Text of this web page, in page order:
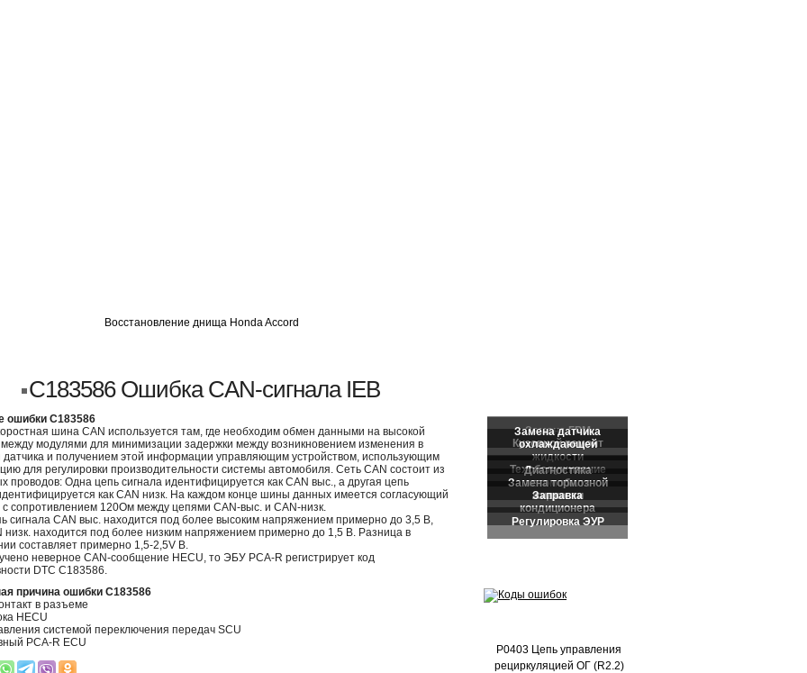
Восстановление днища Honda Accord
C183586 Ошибка CAN-сигнала IEB
ошибки C183586
шина CAN используется там, где необходим обмен данными на высокой
между модулями для минимизации задержки между возникновением изменения в
датчика и получением этой информации управляющим устройством, использующим
для регулировки производительности системы автомобиля. Сеть CAN состоит из
проводов: Одна цепь сигнала идентифицируется как CAN выс., а другая цепь
как CAN низк. На каждом конце шины данных имеется согласующий
с сопротивлением 120Ом между цепями CAN-выс. и CAN-низк.
сигнала CAN выс. находится под более высоким напряжением примерно до 3,5 В,
низк. находится под более низким напряжением примерно до 1,5 В. Разница в
составляет примерно 1,5-2,5V В.
неверное CAN-сообщение HECU, то ЭБУ PCA-R регистрирует код
DTC C183586.
причина ошибки C183586
в разъеме
HECU
системой переключения передач SCU
PCA-R ECU
P0403 Цепь управления
рециркуляцией ОГ (R2.2)